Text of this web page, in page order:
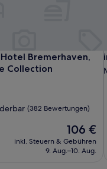
Hotel Bremerhaven,
Collection
Hotel Bremerhaven,
(382 Bewertungen)
Der
Preis
beträgt
106 €
inkl. Steuern & Gebühren
9. Aug.–10. Aug.